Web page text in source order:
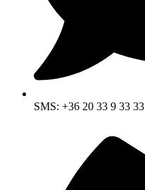
SMS: +36 20 33 9 33 33